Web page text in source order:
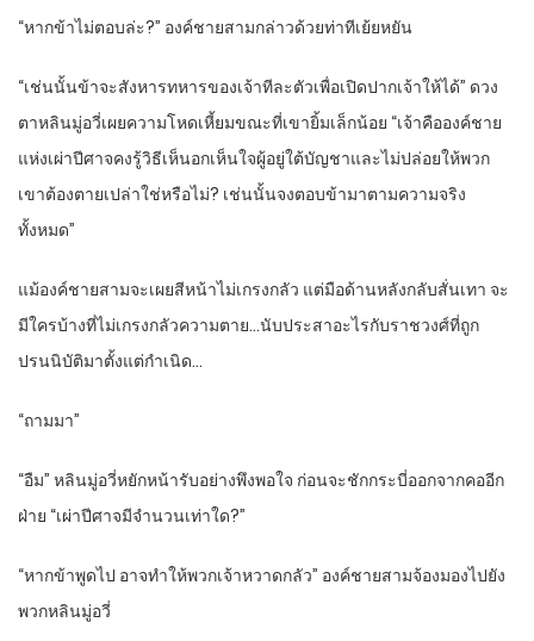
“หากข้าไม่ตอบล่ะ?” องค์ชายสามกล่าวด้วยท่าทีเย้ยหยัน
“เช่นนั้นข้าจะสังหารทหารของเจ้าทีละตัวเพื่อเปิดปากเจ้าให้ได้” ดวง
ตาหลินมู่อวี่เผยความโหดเหี้ยมขณะที่เขายิ้มเล็กน้อย “เจ้าคือองค์ชาย
แห่งเผ่าปีศาจคงรู้วิธีเห็นอกเห็นใจผู้อยู่ใต้บัญชาและไม่ปล่อยให้พวก
เขาต้องตายเปล่าใช่หรือไม่? เช่นนั้นจงตอบข้ามาตามความจริง
ทั้งหมด”
แม้องค์ชายสามจะเผยสีหน้าไม่เกรงกลัว แต่มือด้านหลังกลับสั่นเทา จะ
มีใครบ้างที่ไม่เกรงกลัวความตาย…นับประสาอะไรกับราชวงศ์ที่ถูก
ปรนนิบัติมาตั้งแต่กำเนิด…
“ถามมา”
“อืม” หลินมู่อวี่หยักหน้ารับอย่างพึงพอใจ ก่อนจะชักกระบี่ออกจากคออีก
ฝ่าย “เผ่าปีศาจมีจำนวนเท่าใด?”
“หากข้าพูดไป อาจทำให้พวกเจ้าหวาดกลัว” องค์ชายสามจ้องมองไปยัง
พวกหลินมู่อวี่